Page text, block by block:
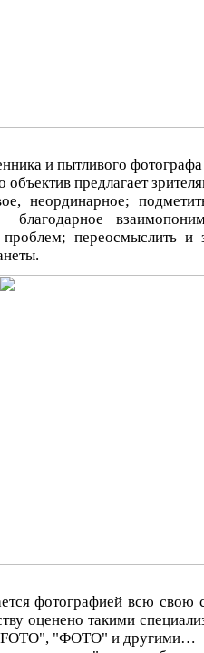
и пытливого
объектив предлагает
неординарное;
переосмыслить и
фотографией всю свою
оценено такими
"ФОТО" и другими…